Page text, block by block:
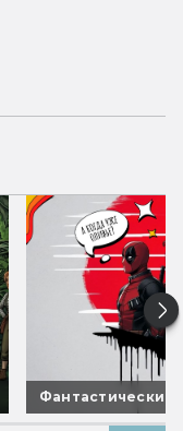
Фантастические